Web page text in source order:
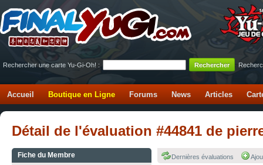
Rechercher une carte Yu-Gi-Oh! :
Accueil Boutique en Ligne Forums News Articles
Détail de l'évaluation #44841 de
Fiche du Membre Dernières évaluations